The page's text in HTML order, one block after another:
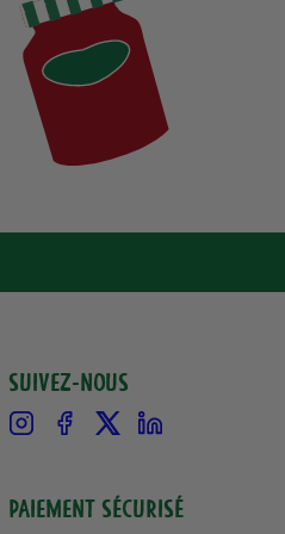
Suivez-nous
Instagram
Facebook
X Linkedin
Paiement sécurisé